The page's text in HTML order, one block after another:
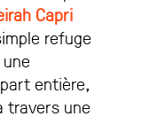
Capri
refuge
entière,
travers une